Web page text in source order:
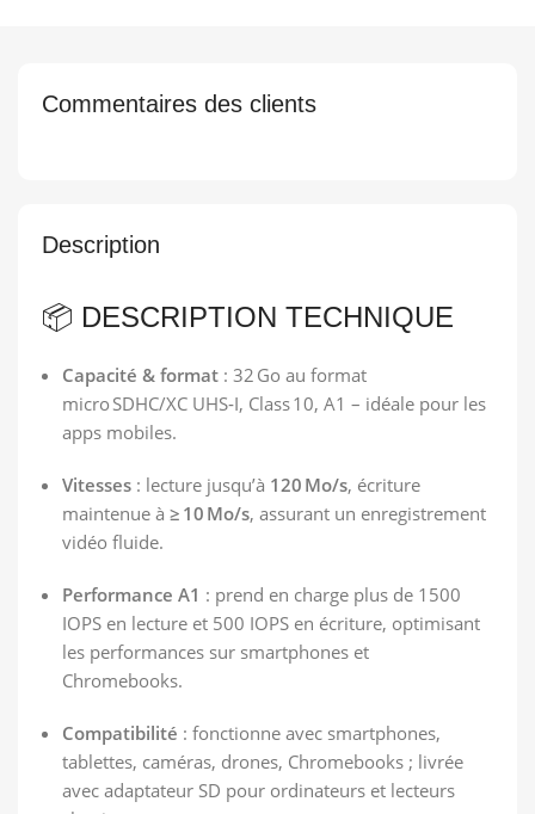
Description
📦 DESCRIPTION TECHNIQUE
Capacité & format : 32 Go au format
micro SDHC/XC UHS‑I, Class 10, A1 – idéale pour les
apps mobiles.
Vitesses : lecture jusqu’à 120 Mo/s, écriture
maintenue à ≥ 10 Mo/s, assurant un enregistrement
vidéo fluide.
Performance A1 : prend en charge plus de 1500
IOPS en lecture et 500 IOPS en écriture, optimisant
les performances sur smartphones et
Chromebooks.
Compatibilité : fonctionne avec smartphones,
tablettes, caméras, drones, Chromebooks ; livrée
avec adaptateur SD pour ordinateurs et lecteurs
Commentaires des clients